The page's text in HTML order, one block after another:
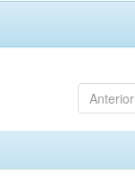
Anterior